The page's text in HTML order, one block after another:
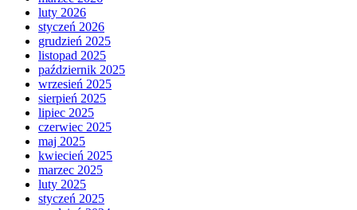
luty 2026
styczeń 2026
grudzień 2025
listopad 2025
październik 2025
wrzesień 2025
sierpień 2025
lipiec 2025
czerwiec 2025
maj 2025
kwiecień 2025
marzec 2025
luty 2025
styczeń 2025